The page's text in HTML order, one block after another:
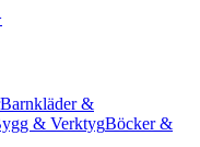
Barnkläder &
& VerktygBöcker &